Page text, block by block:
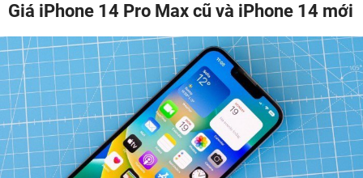
Giá iPhone 14 Pro Max cũ và iPhone 14 mới